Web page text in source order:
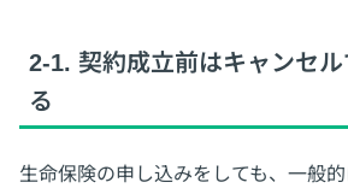
2-1. 契約成立前はキャンセ
る
生命保険の申し込みをしても、一般